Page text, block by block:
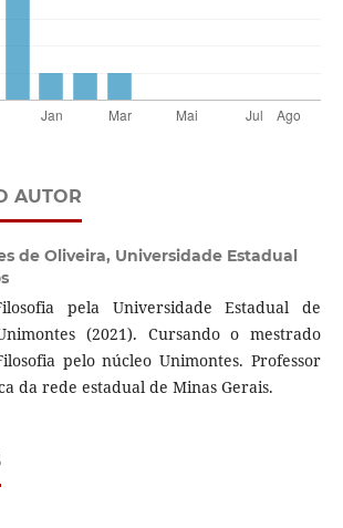
AUTOR
de Oliveira, Universidade Estadual
pela Universidade Estadual de
(2021). Cursando o mestrado
pelo núcleo Unimontes. Professor
da rede estadual de Minas Gerais.